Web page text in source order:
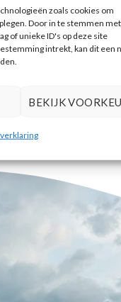
zoals cookies om
Door in te stemmen
of unieke ID's op deze site
intrekt, kan dit een
BEKIJK
en
Tilburg